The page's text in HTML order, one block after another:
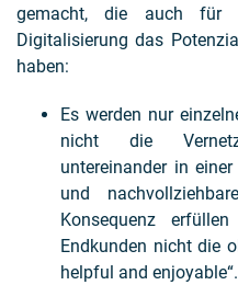
gemacht, die auch für
Digitalisierung das
haben:
Es werden nur
nicht die
untereinander in
und
Konsequenz
Endkunden nicht die
helpful and enjoyable“.